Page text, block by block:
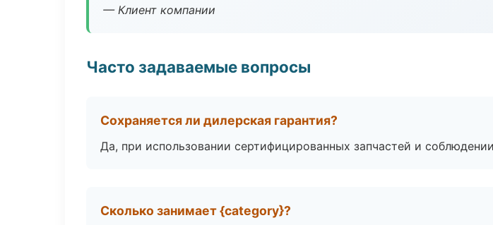
— Клиент компании
Часто задаваемые вопросы
Сохраняется ли дилерская гарантия?
Да, при использовании сертифицированных запчастей и
Сколько занимает {category}?